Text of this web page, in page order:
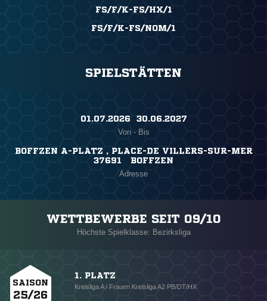
FS/F/K-FS/HX/1
FS/F/K-FS/NOM/1
SPIELSTÄTTEN
01.07.2026 ​ 30.06.2027
Von - Bis
BOFFZEN A-PLATZ , PLACE-DE VILLERS-SUR-MER
37691 BOFFZEN
Adresse
WETTBEWERBE SEIT 09/10
Höchste Spielklasse: Bezirksliga
SAISON
25/26
1. PLATZ
Kreisliga A / Frauen Kreisliga A2 PB/DT/HX